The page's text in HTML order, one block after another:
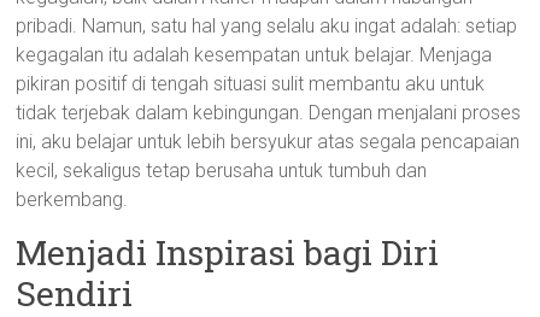
pribadi. Namun, satu hal yang selalu aku ingat adalah: setiap
kegagalan itu adalah kesempatan untuk belajar. Menjaga
pikiran positif di tengah situasi sulit membantu aku untuk
tidak terjebak dalam kebingungan. Dengan menjalani proses
ini, aku belajar untuk lebih bersyukur atas segala pencapaian
kecil, sekaligus tetap berusaha untuk tumbuh dan
berkembang.
Menjadi Inspirasi bagi Diri
Sendiri